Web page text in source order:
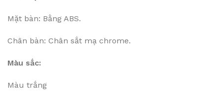
Mặt bàn: Bằng ABS.
Chân bàn: Chân sắt mạ chrome.
Màu sắc:
Màu trắng